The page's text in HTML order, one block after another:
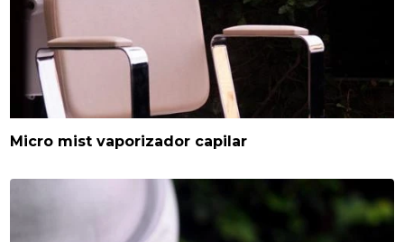
Micro mist vaporizador capilar